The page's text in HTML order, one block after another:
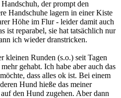
der prompt den
Handschuhe lagern in einer Kiste
Höhe im Flur - leider damit auch
ist reparabel, sie hat tatsächlich nur
ich wieder dranstricken.
kleinen Runden (s.o.) seit Tagen
gehabt. Ich habe aber auch das
dass alles ok ist. Bei einem
Hund hieße das meiner
den Hund zugehen. Aber dann